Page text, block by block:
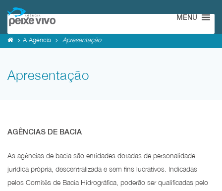
MENU
A Agência Apresentação
Apresentação
AGÊNCIAS DE BACIA
As agências de bacia são entidades dotadas de personalidade
jurídica própria, descentralizada e sem fins lucrativos. Indicadas
pelos Comitês de Bacia Hidrográfica, poderão ser qualificadas pelo